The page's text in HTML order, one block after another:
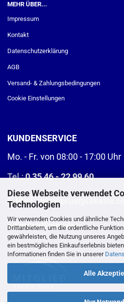
Diese Webseite verwendet
Technologien
Wir verwenden Cookies und ähnliche
Drittanbietern, um die ordentliche
gewährleisten, die Nutzung unseres
ein bestmögliches Einkaufserlebnis
Informationen finden Sie in unserer
Alle
MEHR ÜBER...
Impressum
Kontakt
Datenschutzerklärung
AGB
Versand- & Zahlungsbedingungen
Cookie Einstellungen
KUNDENSERVICE
Mo. - Fr. von 08:00 - 17:00 Uhr
Tel.:0 35 46 - 22 99 60
E-Mail:
>Kontaktformular